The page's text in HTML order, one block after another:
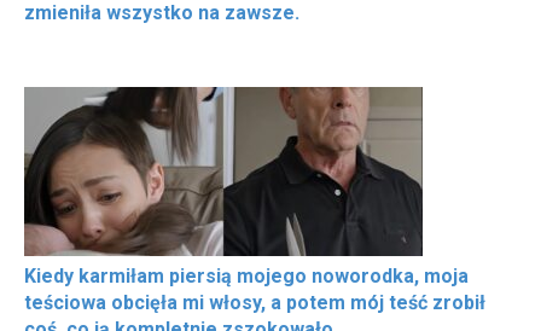
zmieniła wszystko na zawsze.
Kiedy karmiłam piersią mojego noworodka, moja
teściowa obcięła mi włosy, a potem mój teść zrobił